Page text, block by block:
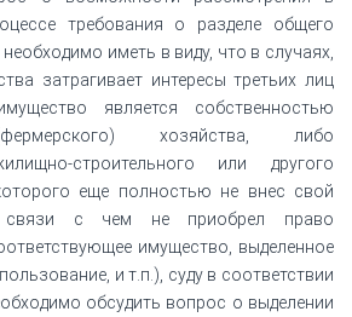
требования о разделе общего
иметь в виду, что в случаях,
затрагивает интересы третьих лиц
является собственностью
хозяйства, либо
строительного или другого
еще полностью не внес свой
с чем не приобрел право
имущество, выделенное
и т.п.), суду в соответствии
обсудить вопрос о выделении